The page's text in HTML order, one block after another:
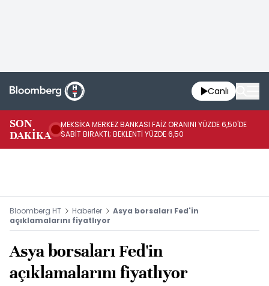
Canlı
SON
DAKİKA
MEKSİKA MERKEZ BANKASI FAİZ ORANINI YÜZDE 6,50'DE
SABİT BIRAKTI; BEKLENTİ YÜZDE 6,50
Bloomberg HT Haberler
Asya borsaları Fed'in
açıklamalarını fiyatlıyor
Asya borsaları Fed'in
açıklamalarını fiyatlıyor